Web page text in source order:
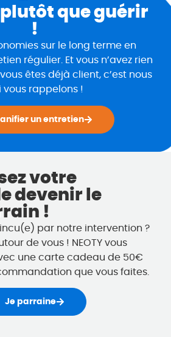
votre
devenir le
!
par notre intervention ?
de vous ! NEOTY vous
une carte cadeau de 50€
que vous faites.
Je parraine
plutôt que guérir
!
sur le long terme en
régulier. Et vous n’avez rien
êtes déjà client, c’est nous
vous rappelons !
un entretien